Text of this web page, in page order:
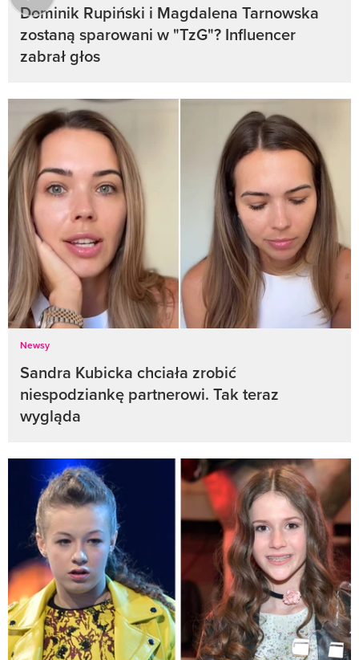
Dominik Rupiński i Magdalena Tarnowska
zostaną sparowani w "TzG"? Influencer
zabrał głos
Newsy
Sandra Kubicka chciała zrobić
niespodziankę partnerowi. Tak teraz
wygląda